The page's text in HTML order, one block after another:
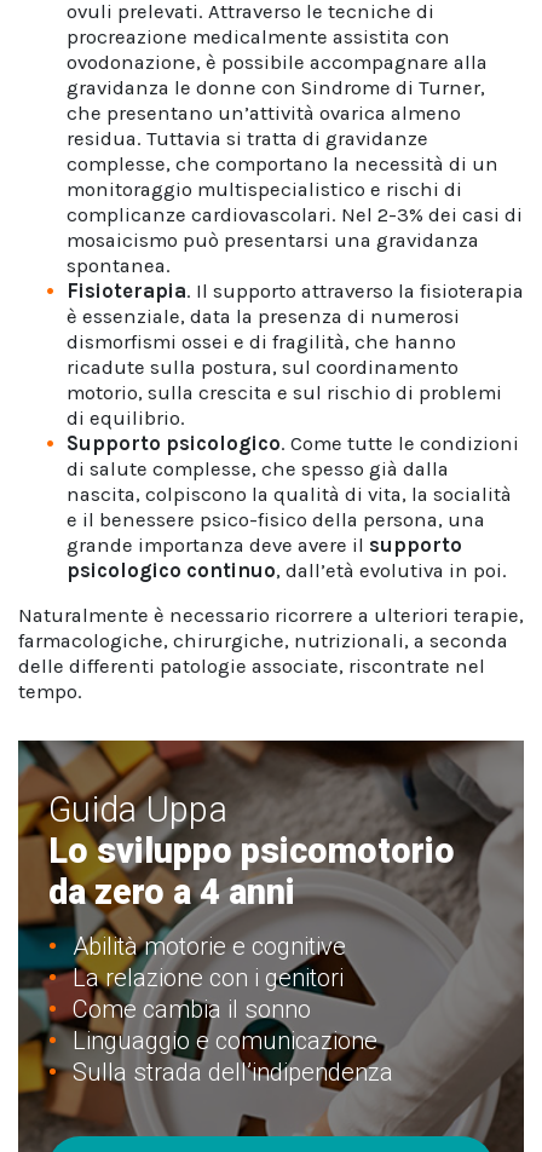
ovuli prelevati. Attraverso le tecniche di
procreazione medicalmente assistita con
ovodonazione, è possibile accompagnare alla
gravidanza le donne con Sindrome di Turner,
che presentano un’attività ovarica almeno
residua. Tuttavia si tratta di gravidanze
complesse, che comportano la necessità di un
monitoraggio multispecialistico e rischi di
complicanze cardiovascolari. Nel 2-3% dei casi di
mosaicismo può presentarsi una gravidanza
spontanea.
Fisioterapia. Il supporto attraverso la fisioterapia
è essenziale, data la presenza di numerosi
dismorfismi ossei e di fragilità, che hanno
ricadute sulla postura, sul coordinamento
motorio, sulla crescita e sul rischio di problemi
di equilibrio.
Supporto psicologico. Come tutte le condizioni
di salute complesse, che spesso già dalla
nascita, colpiscono la qualità di vita, la socialità
e il benessere psico-fisico della persona, una
grande importanza deve avere il supporto
psicologico continuo, dall’età evolutiva in poi.
Naturalmente è necessario ricorrere a ulteriori terapie,
farmacologiche, chirurgiche, nutrizionali, a seconda
delle differenti patologie associate, riscontrate nel
tempo.
Guida Uppa
Lo sviluppo psicomotorio
da zero a 4 anni
Abilità motorie e cognitive
La relazione con i genitori
Come cambia il sonno
Linguaggio e comunicazione
Sulla strada dell’indipendenza